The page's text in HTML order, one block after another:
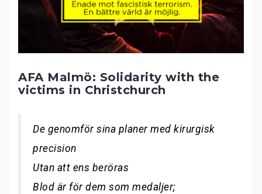
AFA Malmö: Solidarity with the
victims in Christchurch
De genomför sina planer med kirurgisk
precision
Utan att ens beröras
Blod är för dem som medaljer;